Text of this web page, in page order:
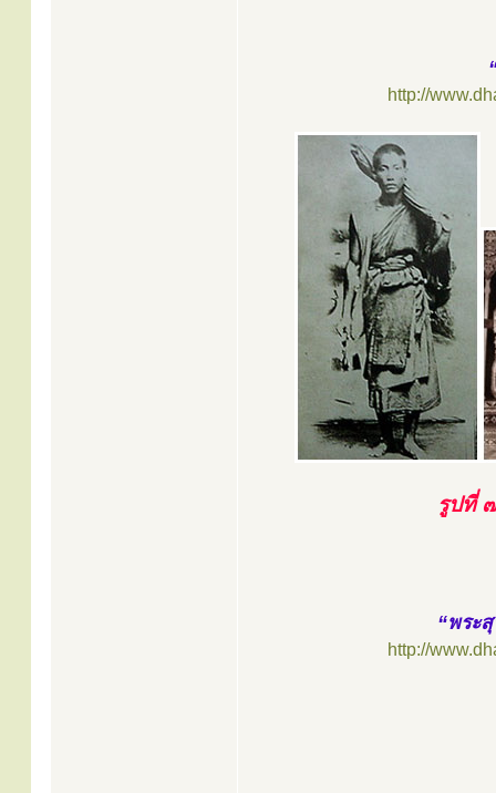
http://
รูปที่
“พระ
http://